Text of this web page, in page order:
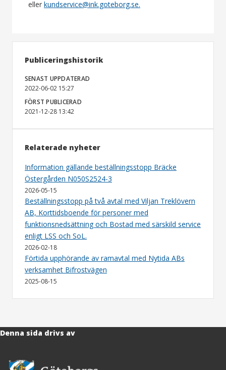
eller kundservice@ink.goteborg.se.
Publiceringshistorik
SENAST UPPDATERAD
2022-06-02 15:27
FÖRST PUBLICERAD
2021-12-28 13:42
Relaterade nyheter
Information gällande beställningsstopp Bräcke
Östergården N050S2524-3
2026-05-15
Beställningsstopp på två avtal med Viljan Treklövern
AB, Korttidsboende för personer med
funktionsnedsättning och Bostad med särskild service
enligt LSS och SoL.
2026-02-18
Förtida upphörande av ramavtal med Nytida ABs
verksamhet Bifrostvägen
2025-08-15
Denna sida drivs av